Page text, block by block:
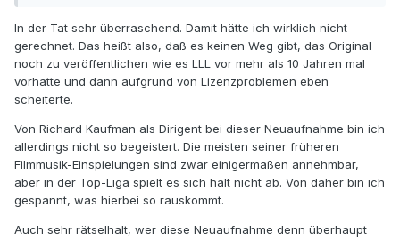
In der Tat sehr überraschend. Damit hätte ich wirklich nicht
gerechnet. Das heißt also, daß es keinen Weg gibt, das Original
noch zu veröffentlichen wie es LLL vor mehr als 10 Jahren mal
vorhatte und dann aufgrund von Lizenzproblemen eben
scheiterte.
Von Richard Kaufman als Dirigent bei dieser Neuaufnahme bin ich
allerdings nicht so begeistert. Die meisten seiner früheren
Filmmusik-Einspielungen sind zwar einigermaßen annehmbar,
aber in der Top-Liga spielt es sich halt nicht ab. Von daher bin ich
gespannt, was hierbei so rauskommt.
Auch sehr rätselhalt, wer diese Neuaufnahme denn überhaupt